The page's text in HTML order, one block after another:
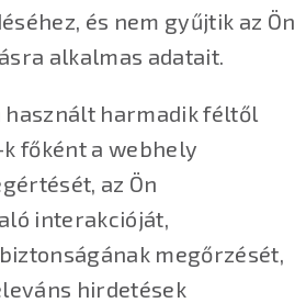
és nem gyűjtik az Ön
alkalmas adatait.
használt harmadik féltől
főként a webhely
az Ön
interakcióját,
megőrzését,
hirdetések